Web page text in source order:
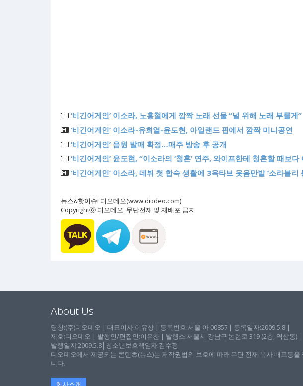
‘비긴어게인’ 이소라, 노홍철에게 깜짝 노래 선물 “널 위해 노래 부를게”
‘비긴어게인’ 이소라-유희열-윤도현, 아일랜드 펍에서 깜짝 미니공연
‘비긴어게인’ 음원 발매 확정…매주 방송 후 공개
‘비긴어게인’ 윤도현, “이소라의 ‘청혼’ 연주, 와이프한테 청혼할 때보다
‘비긴어게인’ 이소라, 데뷔 첫 합숙 생활에 3옥타브 웃음만발 ‘소라블리
뉴스&핫이슈! 디오데오(www.diodeo.com)
Copyrightⓒ 디오데오. 무단전재 및 재배포 금지
About Us
명칭:(주)디오데오 | 대표이사:이유상 | 등록번호:서울 아 00857 | 등록일자:2009.5.8 |
제호:디오데오 | 발행인/편집인:이유찬 | 발행소:서울시 강남구 논현로 319 (2층, 역삼동)│
발행일자:2009.5.8│청소년보호책임자:김수정
디오데오에서 제공되는 콘텐츠(뉴스)는 저작권법의 보호에 따라 무단 전재 복사 배포등을
니다.
회사소개